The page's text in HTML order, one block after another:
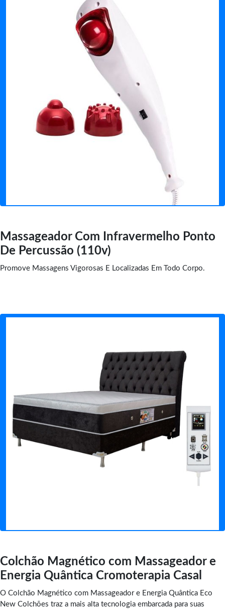
Massageador Com Infravermelho Ponto
De Percussão (110v)
Promove Massagens Vigorosas E Localizadas Em Todo Corpo.
Colchão Magnético com Massageador e
Energia Quântica Cromoterapia Casal
O Colchão Magnético com Massageador e Energia Quântica Eco
New Colchões traz a mais alta tecnologia embarcada para suas